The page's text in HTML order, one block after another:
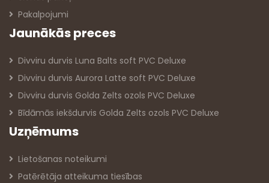
Pakalpojumi
Jaunākās preces
Divviru durvis Luna Balts soft PVC Deluxe
Divviru durvis Aurora Latte soft PVC Deluxe
Divviru durvis Golda Zelts ozols PVC Deluxe
Bīdāmās iekšdurvis Golda Zelts ozols PVC Deluxe
Uzņēmums
Lietošanas noteikumi
Patērētāja atteikuma tiesības